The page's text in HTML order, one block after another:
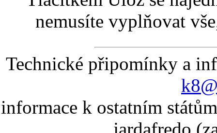
nemusíte vyplňovat
Technické připomínky a
informace k ostatním